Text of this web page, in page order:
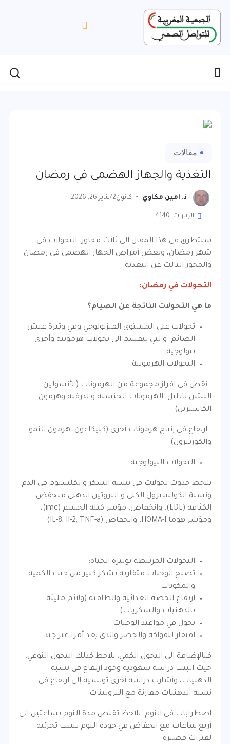
مقالات
التغذية والجهاز الهضمي في رمضان
ذ. امين مكاوي كانون2/يناير 26, 2026
الزيارات: 4140
سنتطرق في هذا المقال الى ثلاث محاور: التحولات في
شهر رمضان، وبعض أمراض الجهاز الهضمي في رمضان
والمحور الثالث عن التغذية.
التحولات في رمضان:
ما هي التحولات الناتجة عن الصيام؟
تحولات على المستوى الفيزيولوجي وفي وثيرة عيش
الصائم: والتي تنقسم الى تحولات هرمونية وأخرى
بيولوجية:
التحولات الهرمونية:
- نقص في افراز مجموعة من الهرمونات (الأنسولين،
اللبتين بالليل، الهرمونات الجنسية والدرقية وهرمون
الكاسترين)
- ارتفاع في إنتاج هرمونات أخرى (كليكاغون، هرمون النمو
والكورتيزول)
التحولات البيولوجية:
نلاحظ حدوث تحولات في نسبة السكر والكلسيوم في الدم
ونسبة الكولسترول الكلي و البروتين الدهني منخفض
الكثافة (LDL)، وانخفاض: مؤشر كتلة الجسم (imc)،
ومؤشر هوما HOMA-I، وانخفاض (IL-8, II-2, TNF-a).
التحولات المرتبطة بوثيرة الحياة:
تصبح الوجبات متقاربة بشكر كبير من حيث الكمية
والمكونات
ارتفاع الحصة الغذائية والطاقية (ولائم مليئة
بالدهنيات والسكريات)
تحول في مواعيد الوجبات
افتقار للفواكه والخضر والذي يعد أمرا غير جيد
فبالإضافة الى التحول الكمي، يلاحظ كذلك التحول النوعي،
حيث اثبتت دراسة سعودية وجود ارتفاع في نسبة
الدهنيات، وأشارت دراسة أخرى تونسية إلى ارتفاع في
نسبة الدهنيات مقارنة مع البروتينات
اضطرابات في النوم: نلاحظ تقلص مدة النوم بساعتين الى
أربع ساعات مع انخفاض في جودة النوم بسب تجزئته
لفترات قصيرة